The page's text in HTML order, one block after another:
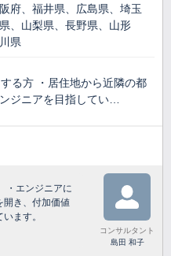
府、福井県、広島県、埼玉
、山梨県、長野県、山形
県
る方 ・居住地から近隣の都
ジニアを目指してい…
・エンジニアに
開き、付加価値
ます。
コンサルタント
島田 和子